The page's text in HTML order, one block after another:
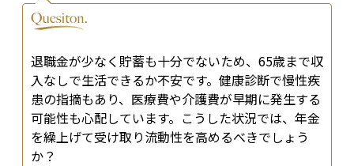
退職金が少なく貯蓄も十分でないため、65歳まで収
入なしで生活できるか不安です。健康診断で慢性疾
患の指摘もあり、医療費や介護費が早期に発生する
可能性も心配しています。こうした状況では、年金
を繰上げて受け取り流動性を高めるべきでしょう
か？